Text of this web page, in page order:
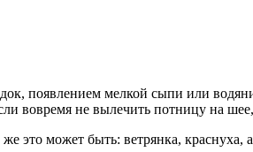
появлением мелкой сыпи или
вовремя не вылечить потницу на
может быть: ветрянка, краснуха,